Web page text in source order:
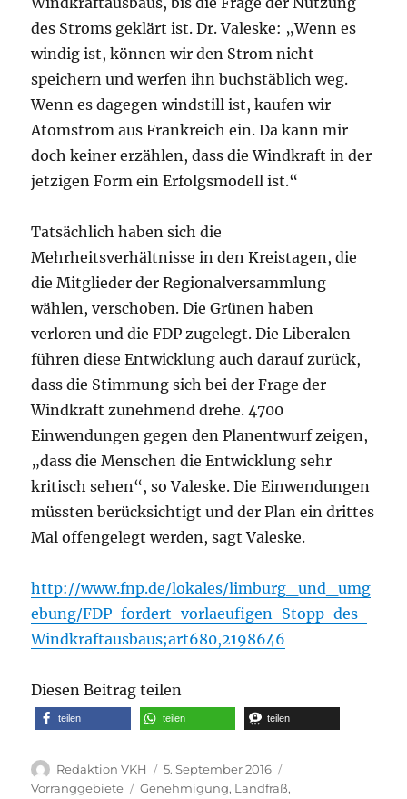
des Stroms geklärt ist. Dr. Valeske: „Wenn es
windig ist, können wir den Strom nicht
speichern und werfen ihn buchstäblich weg.
Wenn es dagegen windstill ist, kaufen wir
Atomstrom aus Frankreich ein. Da kann mir
doch keiner erzählen, dass die Windkraft in der
jetzigen Form ein Erfolgsmodell ist.“
Tatsächlich haben sich die
Mehrheitsverhältnisse in den Kreistagen, die
die Mitglieder der Regionalversammlung
wählen, verschoben. Die Grünen haben
verloren und die FDP zugelegt. Die Liberalen
führen diese Entwicklung auch darauf zurück,
dass die Stimmung sich bei der Frage der
Windkraft zunehmend drehe. 4700
Einwendungen gegen den Planentwurf zeigen,
„dass die Menschen die Entwicklung sehr
kritisch sehen“, so Valeske. Die Einwendungen
müssten berücksichtigt und der Plan ein drittes
Mal offengelegt werden, sagt Valeske.
http://www.fnp.de/lokales/limburg_und_umg
ebung/FDP-fordert-vorlaeufigen-Stopp-des-
Windkraftausbaus;art680,2198646
Diesen Beitrag teilen
teilen teilen teilen
Autor
Redaktion VKH
Veröffentlicht
am
5. September 2016
Vorranggebiete
Schlagwörter
Genehmigung, Landfraß,